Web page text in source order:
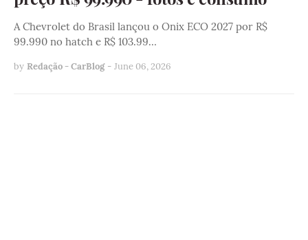
A Chevrolet do Brasil lançou o Onix ECO 2027 por R$
99.990 no hatch e R$ 103.99…
by Redação - CarBlog - June 06, 2026